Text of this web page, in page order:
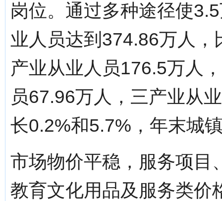
岗位。通过多种途径使
业人员达到374.86万人
产业从业人员176.5万人
员67.96万人，三产业从
长0.2%和5.7%，年末城
市场物价平稳，服务项目
教育文化用品及服务类价